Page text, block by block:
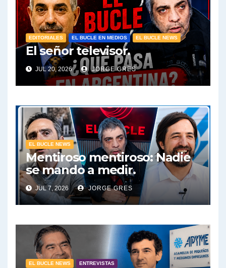
EDITORIALES EL BUCLE EN MEDIOS EL BUCLE NEWS
El señor televisor.
JUL 20, 2026 JORGE GRES
EL BUCLE NEWS
Mentiroso mentiroso: Nadie
se mando a medir.
JUL 7, 2026 JORGE GRES
EL BUCLE NEWS ENTREVISTAS